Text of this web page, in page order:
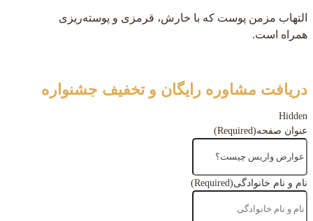
التهاب مزمن پوست که با خارش، قرمزی و پوسته‌ریزی
همراه است.
دریافت مشاوره رایگان و تخفیف جشنواره
Hidden
عنوان صفحه(Required)
نام و نام خانوادگی(Required)